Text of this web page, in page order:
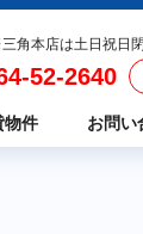
本店は土日祝日
52-2640
物件 お問い